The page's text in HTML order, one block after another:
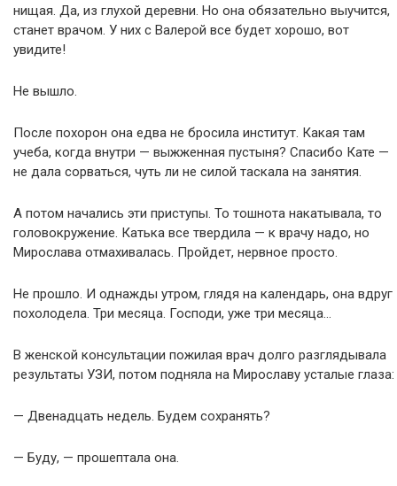
нищая. Да, из глухой деревни. Но она обязательно выучится,
станет врачом. У них с Валерой все будет хорошо, вот
увидите!
Не вышло.
После похорон она едва не бросила институт. Какая там
учеба, когда внутри — выжженная пустыня? Спасибо Кате —
не дала сорваться, чуть ли не силой таскала на занятия.
А потом начались эти приступы. То тошнота накатывала, то
головокружение. Катька все твердила — к врачу надо, но
Мирослава отмахивалась. Пройдет, нервное просто.
Не прошло. И однажды утром, глядя на календарь, она вдруг
похолодела. Три месяца. Господи, уже три месяца…
В женской консультации пожилая врач долго разглядывала
результаты УЗИ, потом подняла на Мирославу усталые глаза:
— Двенадцать недель. Будем сохранять?
— Буду, — прошептала она.